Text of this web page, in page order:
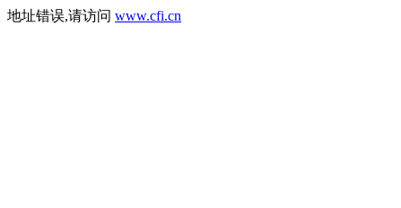
地址错误,请访问 www.cfi.cn